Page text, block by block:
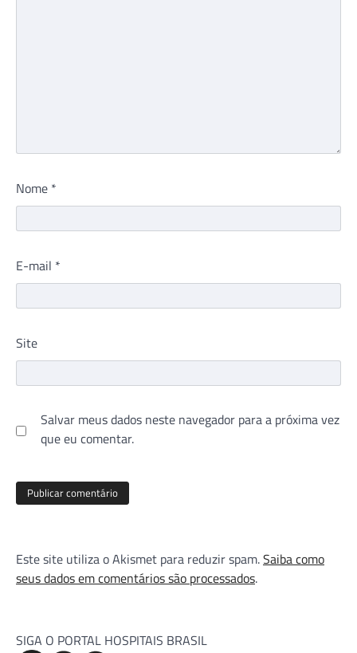
Nome *
E-mail *
Site
Salvar meus dados neste navegador para a próxima vez
que eu comentar.
Este site utiliza o Akismet para reduzir spam.Saiba como
seus dados em comentários são processados.
SIGA O PORTAL HOSPITAIS BRASIL